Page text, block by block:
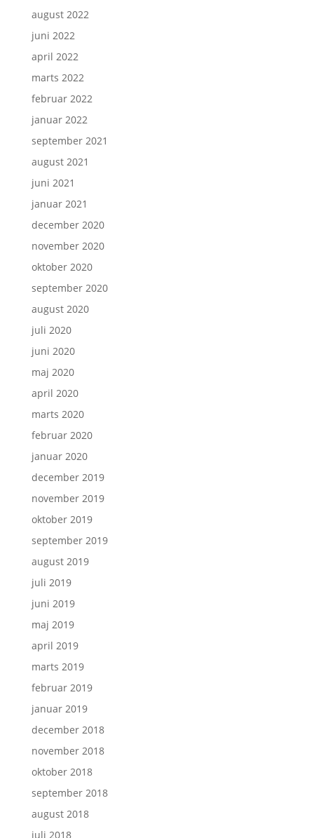
august 2022
juni 2022
april 2022
marts 2022
februar 2022
januar 2022
september 2021
august 2021
juni 2021
januar 2021
december 2020
november 2020
oktober 2020
september 2020
august 2020
juli 2020
juni 2020
maj 2020
april 2020
marts 2020
februar 2020
januar 2020
december 2019
november 2019
oktober 2019
september 2019
august 2019
juli 2019
juni 2019
maj 2019
april 2019
marts 2019
februar 2019
januar 2019
december 2018
november 2018
oktober 2018
september 2018
august 2018
juli 2018